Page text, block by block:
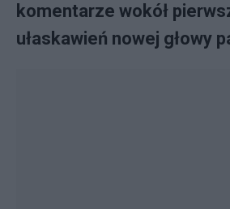
komentarze wokół
ułaskawień nowej głowy